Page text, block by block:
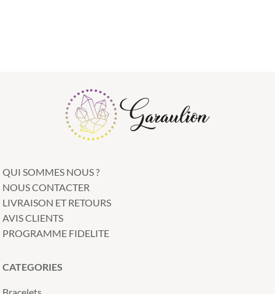
QUI SOMMES NOUS ?
NOUS CONTACTER
LIVRAISON ET RETOURS
AVIS CLIENTS
PROGRAMME FIDELITE
CATEGORIES
Bracelets